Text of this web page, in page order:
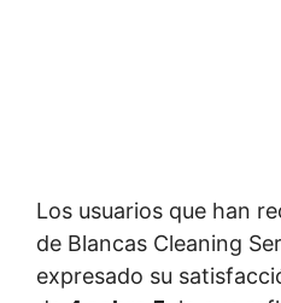
Los usuarios que han
de Blancas Cleaning
expresado su